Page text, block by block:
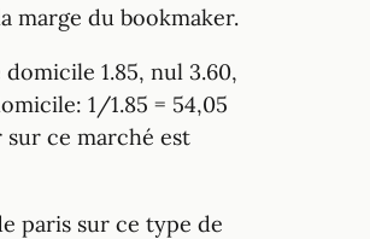
marge du bookmaker.
1.85, nul 3.60,
1/1.85 = 54,05
sur ce marché est
paris sur ce type de